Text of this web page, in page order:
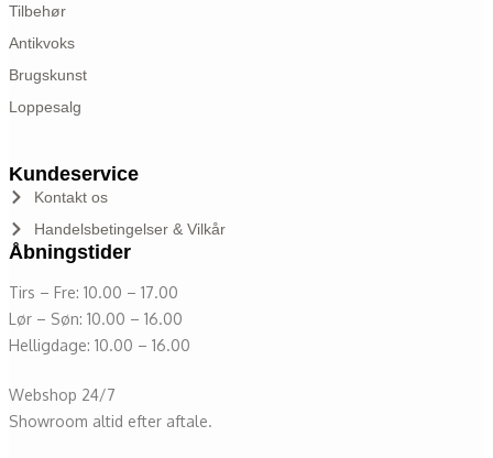
Tilbehør
Antikvoks
Brugskunst
Loppesalg
Kundeservice
Kontakt os
Handelsbetingelser & Vilkår
Åbningstider
Tirs – Fre: 10.00 – 17.00
Lør – Søn: 10.00 – 16.00
Helligdage: 10.00 – 16.00
Webshop 24/7
Showroom altid efter aftale.